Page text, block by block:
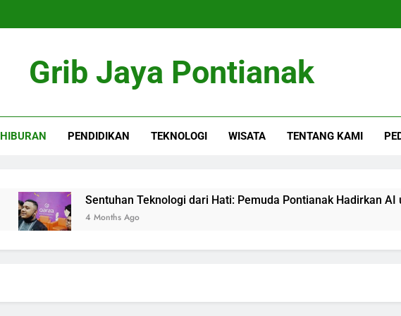
Grib Jaya Pontianak
HIBURAN PENDIDIKAN TEKNOLOGI WISATA TENTANG KAMI
Sentuhan Teknologi dari Hati: Pemuda Pontianak Hadirkan AI
4 Months Ago